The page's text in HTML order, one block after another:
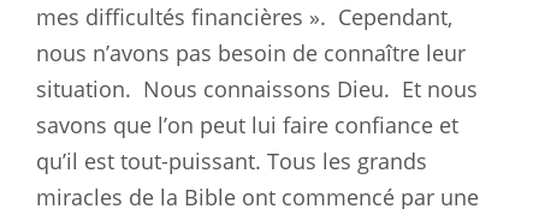
mes difficultés financières ». Cependant,
nous n’avons pas besoin de connaître leur
situation. Nous connaissons Dieu. Et nous
savons que l’on peut lui faire confiance et
qu’il est tout-puissant. Tous les grands
miracles de la Bible ont commencé par une